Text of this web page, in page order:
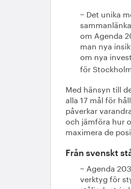
− Det unika
om Agenda
man nya
om nya
för
Med hänsyn till
alla 17 mål för
påverkar
och jämföra hur
maximera de
Från svenskt
− Agenda
verktyg för